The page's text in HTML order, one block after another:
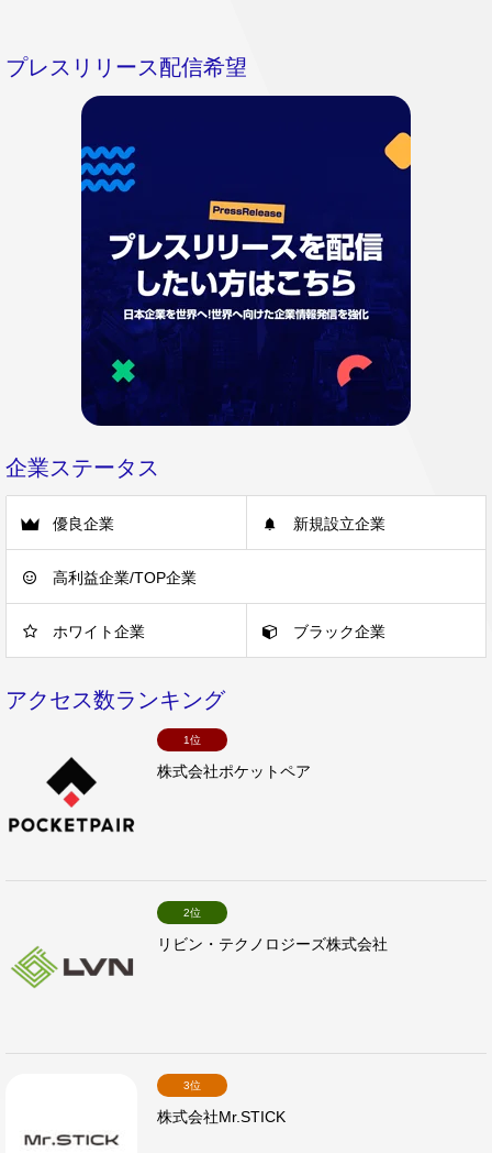
プレスリリース配信希望
企業ステータス
優良企業 新規設立企業
高利益企業/TOP企業
ホワイト企業 ブラック企業
アクセス数ランキング
1位
株式会社ポケットペア
2位
リビン・テクノロジーズ株式会社
3位
株式会社Mr.STICK